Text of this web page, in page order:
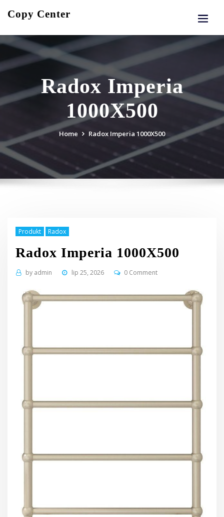
Copy Center
Radox Imperia
1000X500
Home Radox Imperia 1000X500
Produkt Radox
Radox Imperia 1000X500
by admin lip 25, 2026 0 Comment